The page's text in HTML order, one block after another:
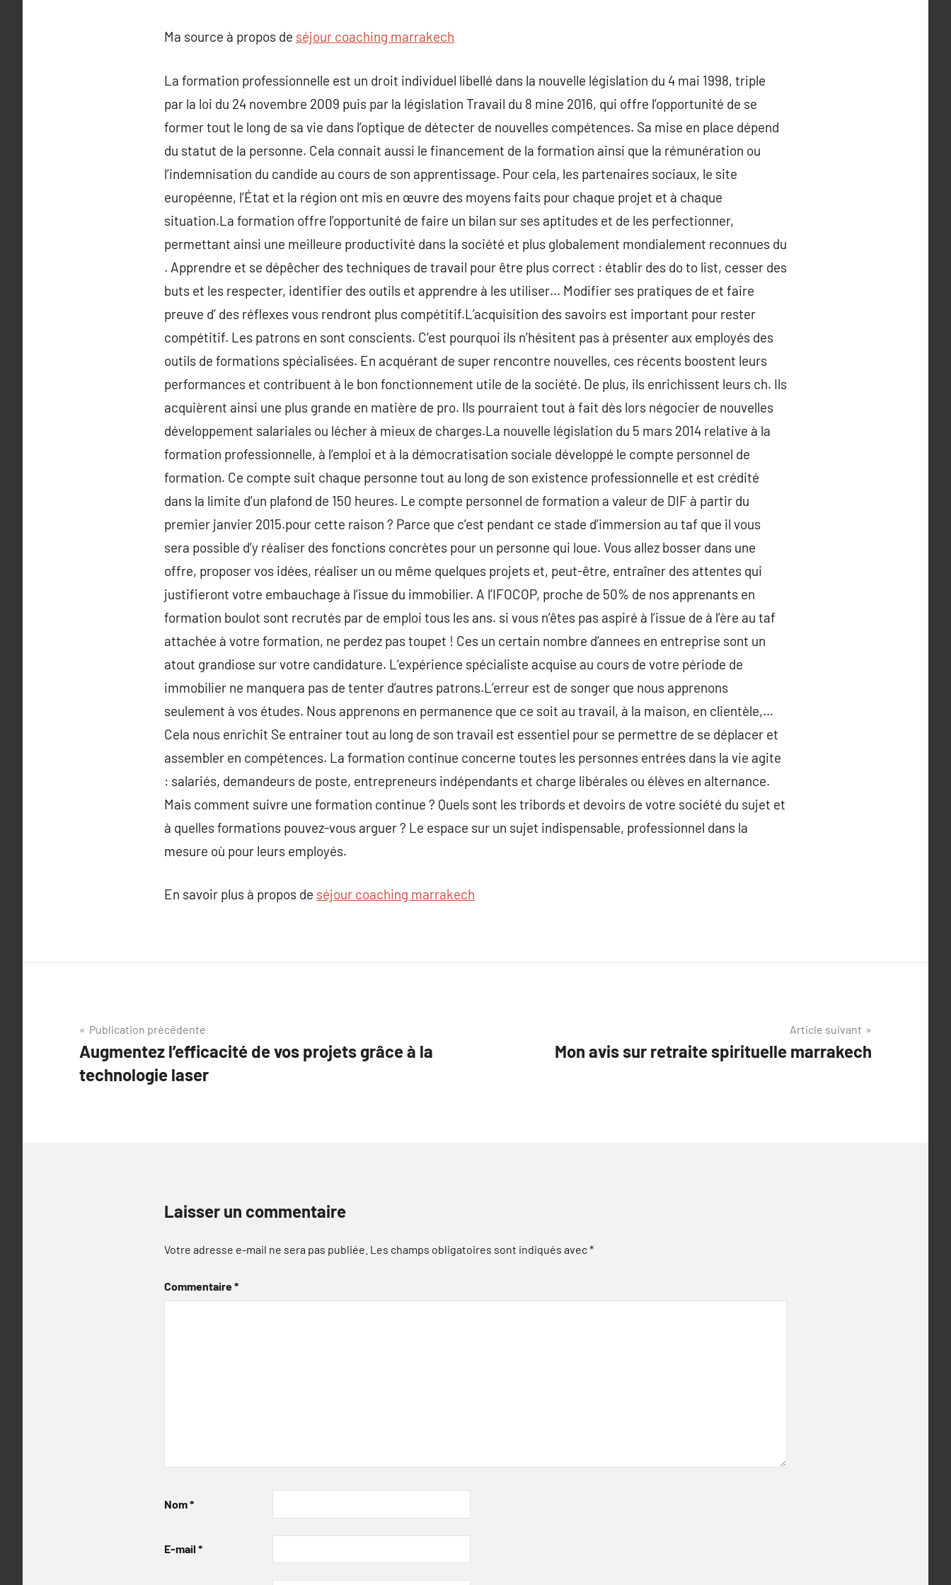
Ma source à propos de séjour coaching marrakech
La formation professionnelle est un droit individuel libellé dans la nouvelle législation du 4 mai 1998, triple
par la loi du 24 novembre 2009 puis par la législation Travail du 8 mine 2016, qui offre l’opportunité de se
former tout le long de sa vie dans l’optique de détecter de nouvelles compétences. Sa mise en place dépend
du statut de la personne. Cela connait aussi le financement de la formation ainsi que la rémunération ou
l’indemnisation du candide au cours de son apprentissage. Pour cela, les partenaires sociaux, le site
européenne, l’État et la région ont mis en œuvre des moyens faits pour chaque projet et à chaque
situation.La formation offre l’opportunité de faire un bilan sur ses aptitudes et de les perfectionner,
permettant ainsi une meilleure productivité dans la société et plus globalement mondialement reconnues du
. Apprendre et se dépêcher des techniques de travail pour être plus correct : établir des do to list, cesser des
buts et les respecter, identifier des outils et apprendre à les utiliser… Modifier ses pratiques de et faire
preuve d’ des réflexes vous rendront plus compétitif.L’acquisition des savoirs est important pour rester
compétitif. Les patrons en sont conscients. C’est pourquoi ils n’hésitent pas à présenter aux employés des
outils de formations spécialisées. En acquérant de super rencontre nouvelles, ces récents boostent leurs
performances et contribuent à le bon fonctionnement utile de la société. De plus, ils enrichissent leurs ch. Ils
acquièrent ainsi une plus grande en matière de pro. Ils pourraient tout à fait dès lors négocier de nouvelles
développement salariales ou lécher à mieux de charges.La nouvelle législation du 5 mars 2014 relative à la
formation professionnelle, à l’emploi et à la démocratisation sociale développé le compte personnel de
formation. Ce compte suit chaque personne tout au long de son existence professionnelle et est crédité
dans la limite d’un plafond de 150 heures. Le compte personnel de formation a valeur de DIF à partir du
premier janvier 2015.pour cette raison ? Parce que c’est pendant ce stade d’immersion au taf que il vous
sera possible d’y réaliser des fonctions concrètes pour un personne qui loue. Vous allez bosser dans une
offre, proposer vos idées, réaliser un ou même quelques projets et, peut-être, entraîner des attentes qui
justifieront votre embauchage à l’issue du immobilier. A l’IFOCOP, proche de 50% de nos apprenants en
formation boulot sont recrutés par de emploi tous les ans. si vous n’êtes pas aspiré à l’issue de à l’ère au taf
attachée à votre formation, ne perdez pas toupet ! Ces un certain nombre d’annees en entreprise sont un
atout grandiose sur votre candidature. L’expérience spécialiste acquise au cours de votre période de
immobilier ne manquera pas de tenter d’autres patrons.L’erreur est de songer que nous apprenons
seulement à vos études. Nous apprenons en permanence que ce soit au travail, à la maison, en clientèle,…
Cela nous enrichit Se entrainer tout au long de son travail est essentiel pour se permettre de se déplacer et
assembler en compétences. La formation continue concerne toutes les personnes entrées dans la vie agite
: salariés, demandeurs de poste, entrepreneurs indépendants et charge libérales ou élèves en alternance.
Mais comment suivre une formation continue ? Quels sont les tribords et devoirs de votre société du sujet et
à quelles formations pouvez-vous arguer ? Le espace sur un sujet indispensable, professionnel dans la
mesure où pour leurs employés.
En savoir plus à propos de séjour coaching marrakech
Navigation
de
l’article
Publication précédente
Augmentez l’efficacité de vos projets grâce à la
technologie laser
Article suivant
Mon avis sur retraite spirituelle marrakech
Laisser un commentaire
Votre adresse e-mail ne sera pas publiée. Les champs obligatoires sont indiqués avec*
Commentaire*
Nom*
E-mail *